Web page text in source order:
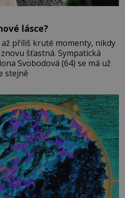
lásce?
příliš kruté momenty, nikdy
Sympatická
Svobodová (64) se má už
stejně